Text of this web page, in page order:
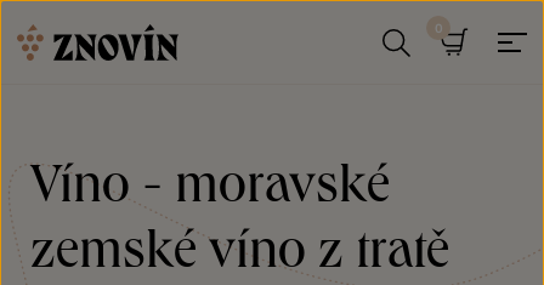
Víno - moravské
zemské víno z tratě